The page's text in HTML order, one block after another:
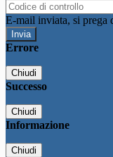
E-mail inviata, si prega
Errore
Chiudi
Successo
Chiudi
Informazione
Chiudi